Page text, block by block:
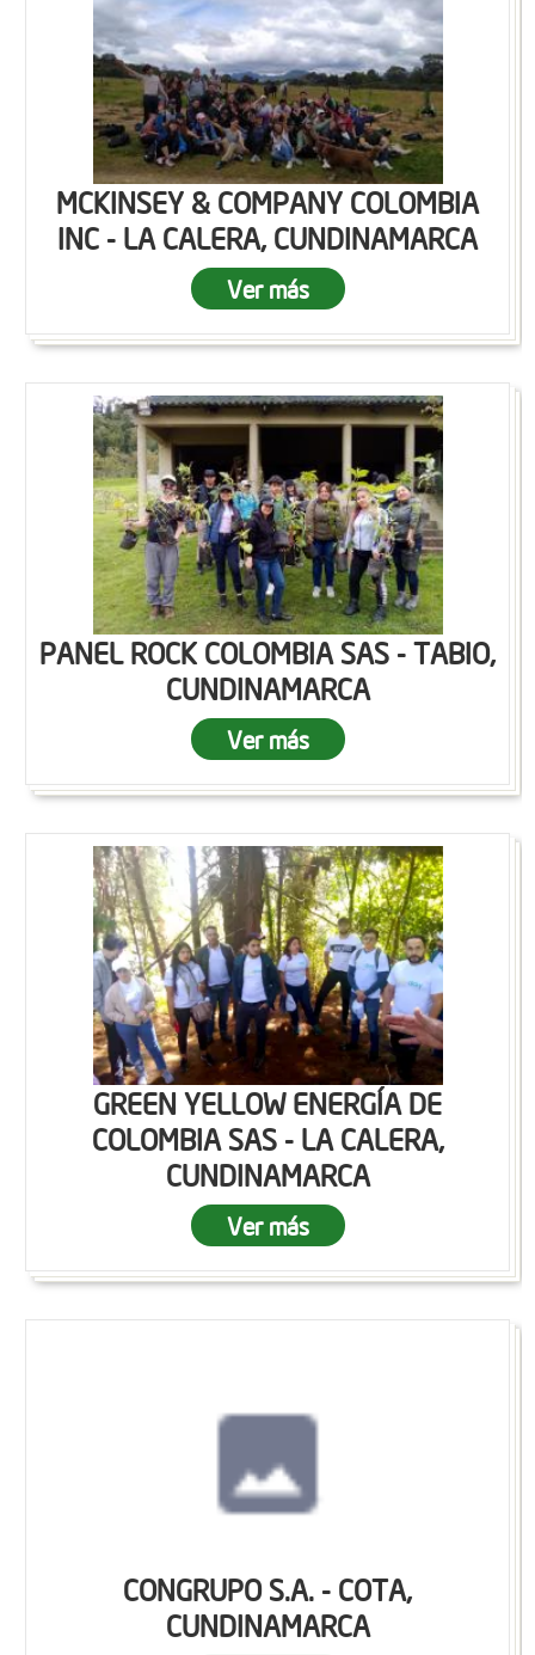
MCKINSEY & COMPANY COLOMBIA
INC - LA CALERA, CUNDINAMARCA
Ver más
PANEL ROCK COLOMBIA SAS - TABIO,
CUNDINAMARCA
Ver más
GREEN YELLOW ENERGÍA DE
COLOMBIA SAS - LA CALERA,
CUNDINAMARCA
Ver más
CONGRUPO S.A. - COTA,
CUNDINAMARCA